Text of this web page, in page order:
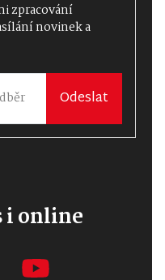
zpracování
novinek a
Odeslat
i online